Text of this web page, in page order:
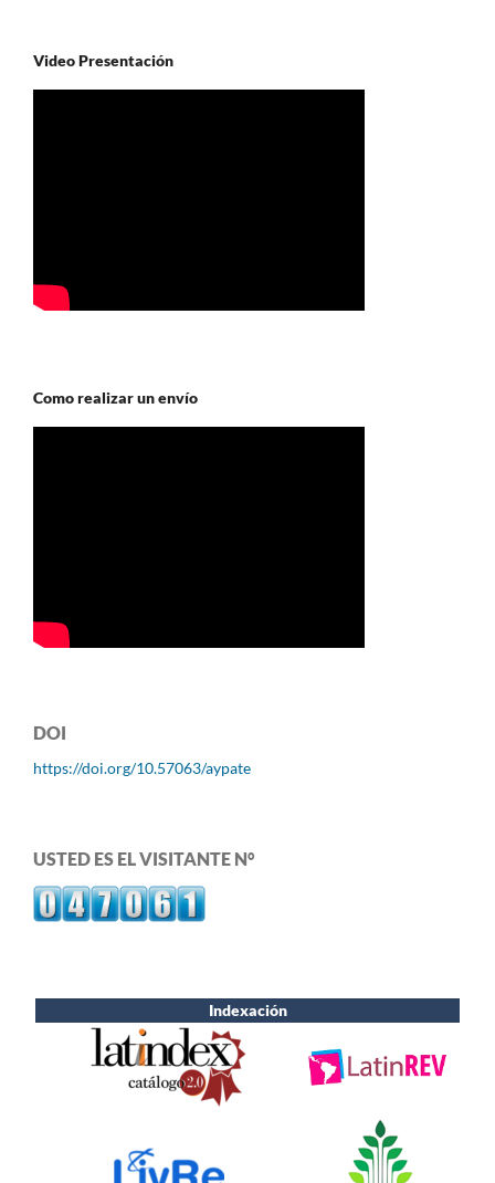
Video Presentación
Como realizar un envío
DOI
https://doi.org/10.57063/aypate
USTED ES EL VISITANTE N°
Indexación